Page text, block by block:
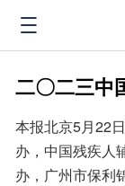
二〇二三中
本报北京5月22
办，中国残疾人
办，广州市保利